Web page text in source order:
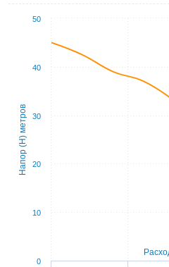
Напор (Н) метров
0
10
20
30
40
50